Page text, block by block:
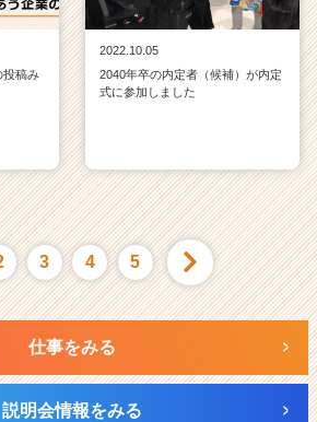
投稿み
2022.10.05
2040年卒の内定者（候補）が内定
式に参加しました
3 4 5
仕事をみる
説明会情報をみる